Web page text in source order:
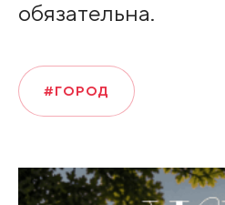
обязательна.
#ГОРОД